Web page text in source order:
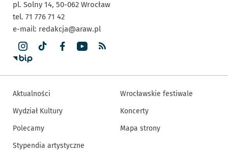
pl. Solny 14, 50-062 Wrocław
tel. 71 776 71 42
e-mail: redakcja@araw.pl
Aktualności
Wydział Kultury
Polecamy
Stypendia artystyczne
Wrocławskie festiwale
Koncerty
Mapa strony